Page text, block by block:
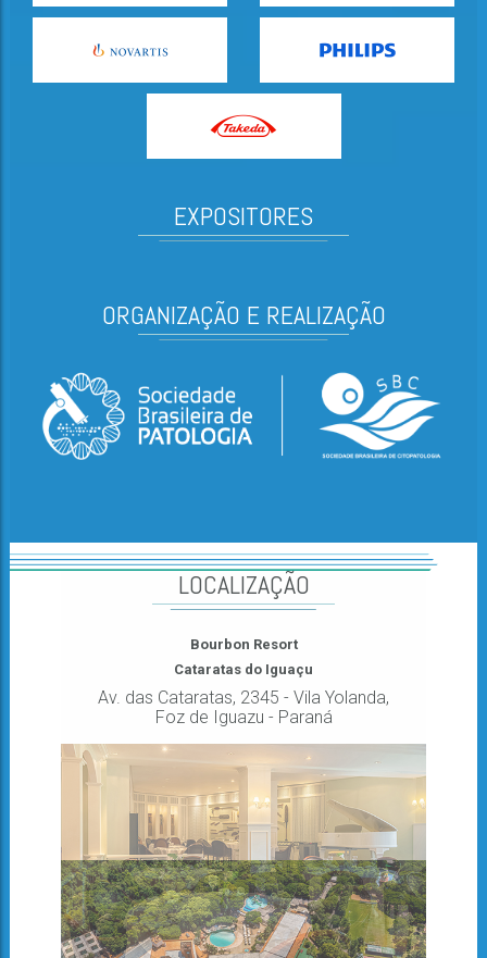
EXPOSITORES
ORGANIZAÇÃO E REALIZAÇÃO
LOCALIZAÇÃO
Bourbon Resort
Cataratas do Iguaçu
Av. das Cataratas, 2345 - Vila Yolanda,
Foz de Iguazu - Paraná